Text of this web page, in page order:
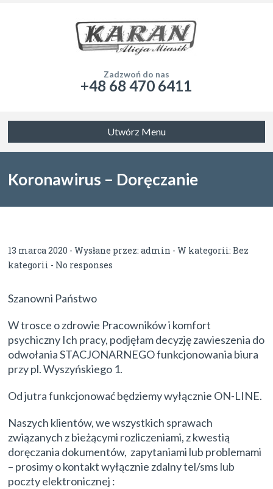
Zadzwoń do nas
+48 68 470 6411
Utwórz Menu
Koronawirus – Doręczanie
13 marca 2020 - Wysłane przez:admin - W kategorii:Bez
kategorii - No responses
Szanowni Państwo
W trosce o zdrowie Pracowników i komfort
psychiczny Ich pracy, podjęłam decyzję zawieszenia do
odwołania STACJONARNEGO funkcjonowania biura
przy pl. Wyszyńskiego 1.
Od jutra funkcjonować będziemy wyłącznie ON-LINE.
Naszych klientów, we wszystkich sprawach
związanych z bieżącymi rozliczeniami, z kwestią
doręczania dokumentów, zapytaniami lub problemami
– prosimy o kontakt wyłącznie zdalny tel/sms lub
poczty elektronicznej :